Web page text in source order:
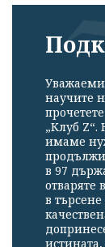
Уважаеми
научите
„Клуб
имаме
в 97
отваряте
в